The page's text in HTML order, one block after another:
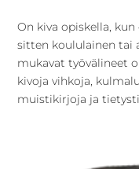
On kiva opiskella,
sitten koululainen tai
mukavat työvälineet
kivoja vihkoja,
muistikirjoja ja tietysti